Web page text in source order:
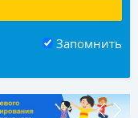
Запомнить